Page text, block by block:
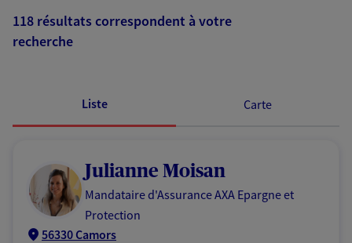
118 résultats correspondent à votre
recherche
Liste Carte
Julianne Moisan
Mandataire d'Assurance AXA Epargne et
Protection
56330 Camors